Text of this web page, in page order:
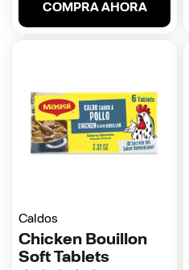
COMPRA AHORA
Caldos
Chicken Bouillon
Soft Tablets